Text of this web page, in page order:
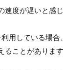
速度が遅いと感
用している場
ることがあります
ラ
バス
トレイルカメラ